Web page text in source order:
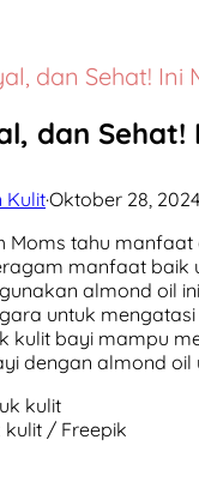
dan Sehat!
dan
Kulit·Oktober 28, 2024
Moms tahu
manfaat baik
almond oil
untuk
kulit bayi mampu
dengan almond oil
/ Freepik